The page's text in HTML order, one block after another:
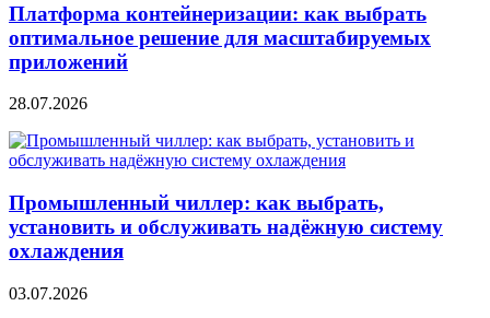
Платформа контейнеризации: как выбрать
оптимальное решение для масштабируемых
приложений
28.07.2026
Промышленный чиллер: как выбрать,
установить и обслуживать надёжную систему
охлаждения
03.07.2026